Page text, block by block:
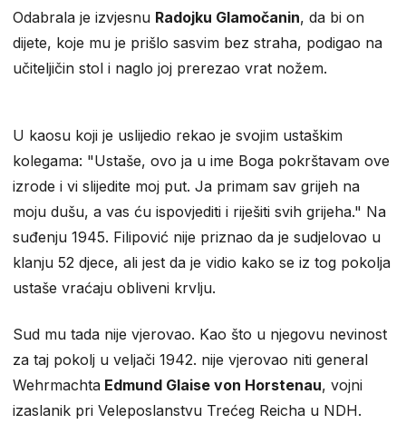
Odabrala je izvjesnu Radojku Glamočanin, da bi on
dijete, koje mu je prišlo sasvim bez straha, podigao na
učiteljičin stol i naglo joj prerezao vrat nožem.
U kaosu koji je uslijedio rekao je svojim ustaškim
kolegama: "Ustaše, ovo ja u ime Boga pokrštavam ove
izrode i vi slijedite moj put. Ja primam sav grijeh na
moju dušu, a vas ću ispovjediti i riješiti svih grijeha." Na
suđenju 1945. Filipović nije priznao da je sudjelovao u
klanju 52 djece, ali jest da je vidio kako se iz tog pokolja
ustaše vraćaju obliveni krvlju.
Sud mu tada nije vjerovao. Kao što u njegovu nevinost
za taj pokolj u veljači 1942. nije vjerovao niti general
Wehrmachta Edmund Glaise von Horstenau, vojni
izaslanik pri Veleposlanstvu Trećeg Reicha u NDH.